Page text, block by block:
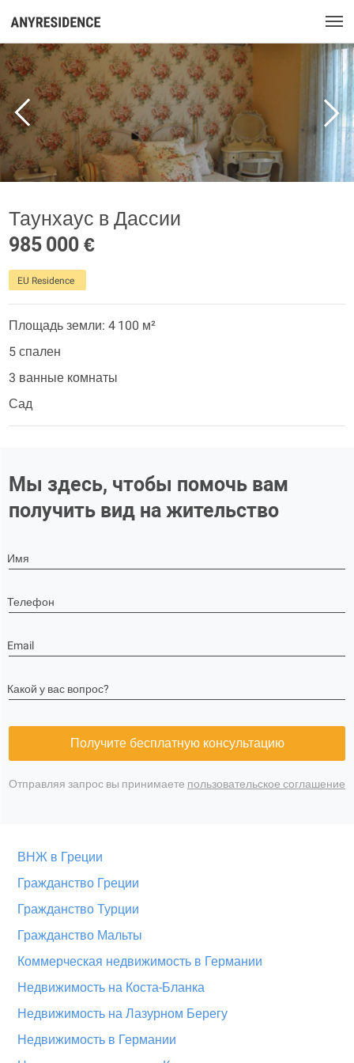
Таунхаус в Дассии
985 000 €
EU Residence
Площадь земли: 4 100 м²
5 спален
3 ванные комнаты
Сад
Мы здесь, чтобы помочь вам
получить вид на жительство
Имя
Телефон
Email
Какой у вас вопрос?
Получите бесплатную консультацию
Отправляя запрос вы принимаете пользовательское соглашение
ВНЖ в Греции
Гражданство Греции
Гражданство Турции
Гражданство Мальты
Коммерческая недвижимость в Германии
Недвижимость на Коста-Бланка
Недвижимость на Лазурном Берегу
Недвижимость в Германии